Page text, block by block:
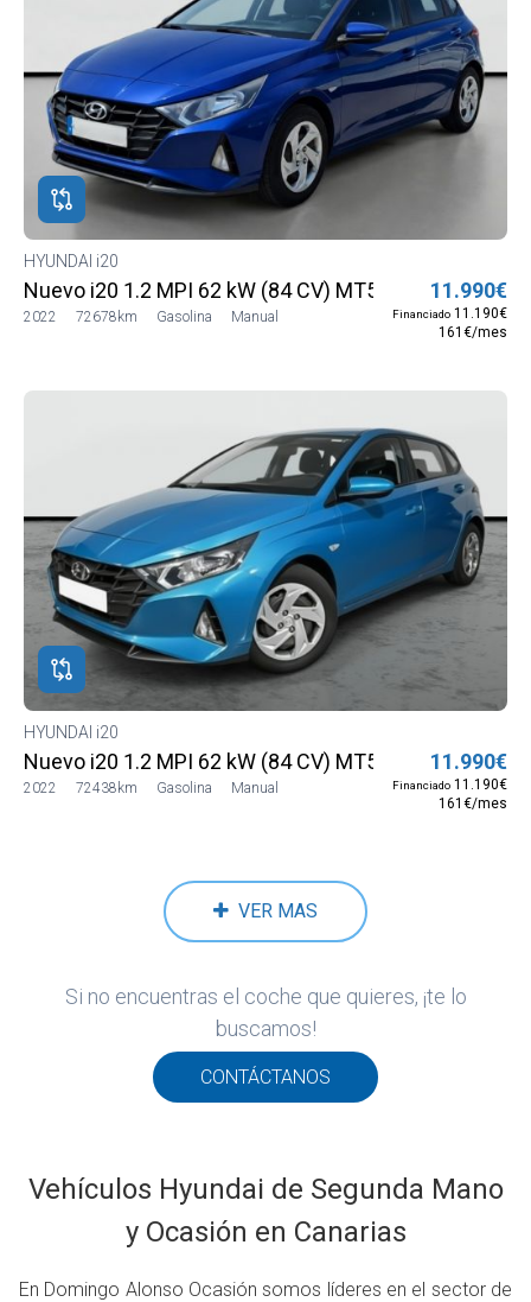
HYUNDAI i20
Nuevo i20 1.2 MPI 62 kW (84 CV) MT5 2WD Sense
2022 72678km Gasolina Manual
11.990€
Financiado 11.190€
161€/mes
HYUNDAI i20
Nuevo i20 1.2 MPI 62 kW (84 CV) MT5 2WD Sense
2022 72438km Gasolina Manual
11.990€
Financiado 11.190€
161€/mes
VER MAS
Si no encuentras el coche que quieres, ¡te lo
buscamos!
CONTÁCTANOS
Vehículos Hyundai de Segunda Mano
y Ocasión en Canarias
En Domingo Alonso Ocasión somos líderes en el sector de